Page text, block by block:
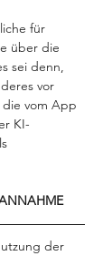
für
über die
sei denn,
vor
die vom App
KI-
der